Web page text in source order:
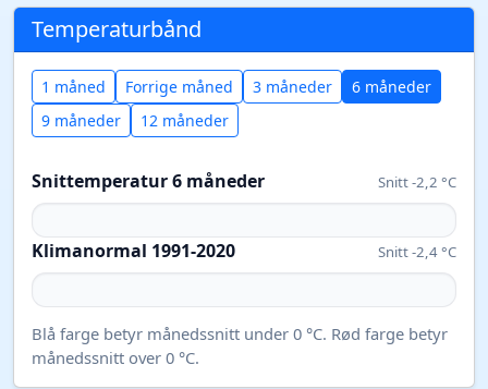
Temperaturbånd
1 måned Forrige måned 3 måneder
6 måneder
9 måneder
12 måneder
Snittemperatur 6 måneder Snitt -2,2 °C
Klimanormal 1991-2020 Snitt -2,4 °C
Blå farge betyr månedssnitt under 0 °C. Rød farge betyr
månedssnitt over 0 °C.